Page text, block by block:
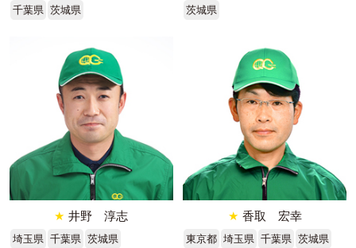
千葉県 茨城県 茨城県
★ 井野 淳志
埼玉県 千葉県 茨城県
★ 香取 宏幸
東京都 埼玉県 千葉県 茨城県